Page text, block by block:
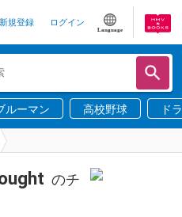
新規登録 ログイン
Language
ルーマン 高校野球 ド
のチ